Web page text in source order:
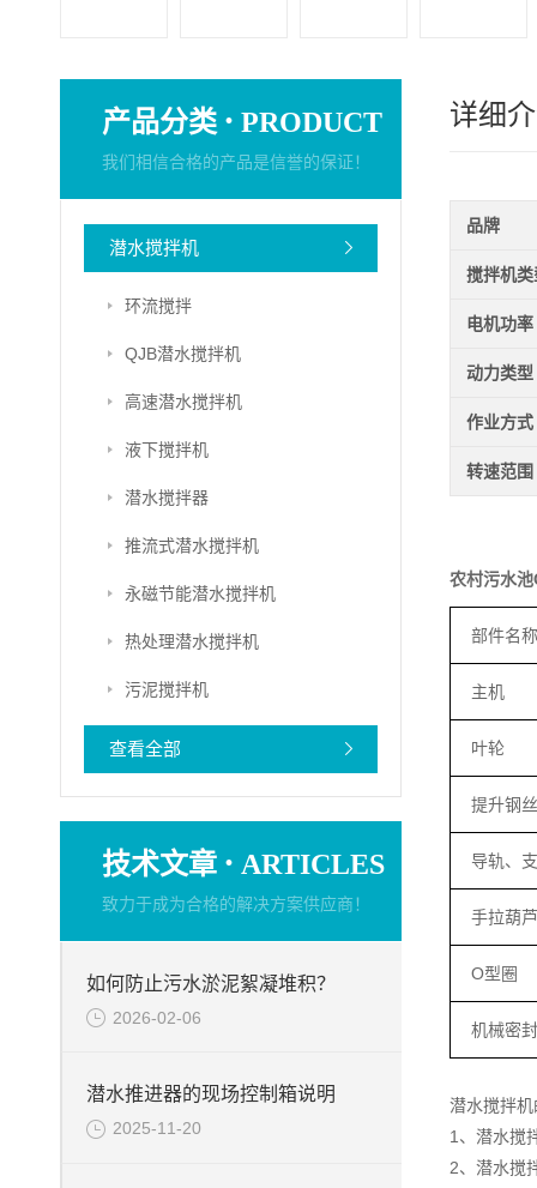
产品分类 · PRODUCT
我们相信合格的产品是信誉的保证！
潜水搅拌机
环流搅拌
QJB潜水搅拌机
高速潜水搅拌机
液下搅拌机
潜水搅拌器
推流式潜水搅拌机
永磁节能潜水搅拌机
热处理潜水搅拌机
污泥搅拌机
查看全部
技术文章 · ARTICLES
致力于成为合格的解决方案供应商！
如何防止污水淤泥絮凝堆积？
2026-02-06
潜水推进器的现场控制箱说明
2025-11-20
详细
品牌
搅拌机类
电机功率
动力类型
作业方式
转速范围
农村污水
部件名称
主机
叶轮
提升钢
导轨、
手拉葫芦
O型圈
机械密封
潜水搅拌
1、潜水搅
2、潜水搅